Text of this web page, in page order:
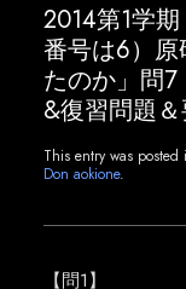
2014第1学
番号は6）
たのか」問
&復習問題
This entry was posted
Don aokione.
【問1】